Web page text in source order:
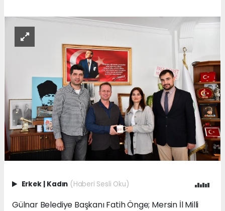
Erkek | Kadın (Haberi Sesli Oku)
Gülnar Belediye Başkanı Fatih Önge; Mersin İl Milli